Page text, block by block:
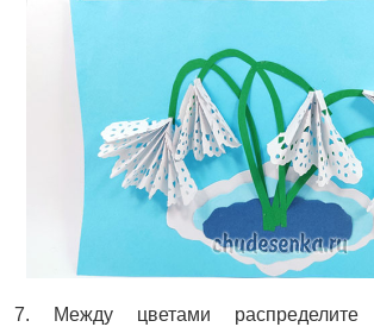
7. Между цветами распределите